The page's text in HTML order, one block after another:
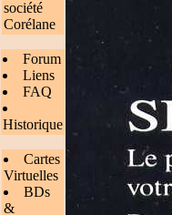
société
Corélane
Forum
Liens
FAQ
Historique
Cartes
Virtuelles
BDs
&